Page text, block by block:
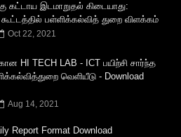
கட்டாய இடமாறுதல் கிடையாது:
கூட்டத்தில் பள்ளிக்கல்வித் துறை விளக்கம்
Oct 22, 2021
HI TECH LAB - ICT பயிற்சி சார்ந்த
வெளியீடு - Download
Aug 14, 2021
Report Format Download